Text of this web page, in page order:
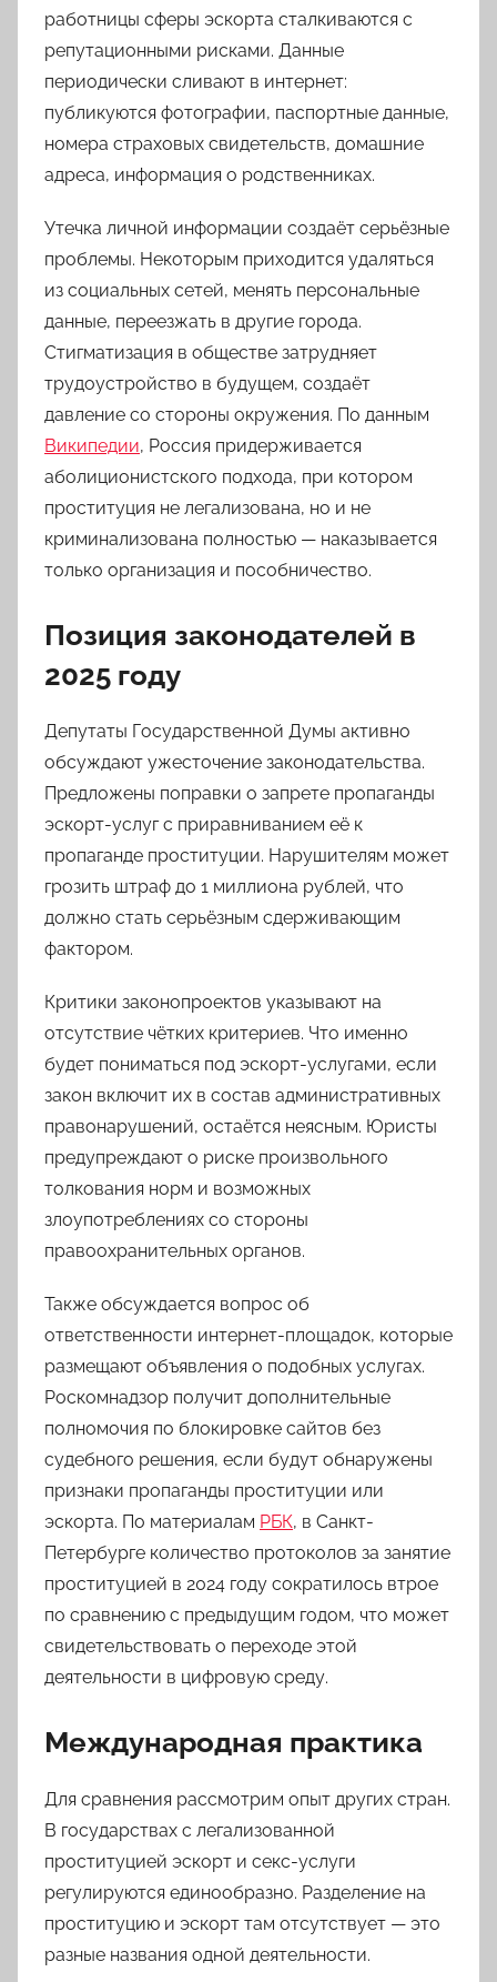
работницы сферы эскорта сталкиваются с
репутационными рисками. Данные
периодически сливают в интернет:
публикуются фотографии, паспортные данные,
номера страховых свидетельств, домашние
адреса, информация о родственниках.
Утечка личной информации создаёт серьёзные
проблемы. Некоторым приходится удаляться
из социальных сетей, менять персональные
данные, переезжать в другие города.
Стигматизация в обществе затрудняет
трудоустройство в будущем, создаёт
давление со стороны окружения. По данным
Википедии, Россия придерживается
аболиционистского подхода, при котором
проституция не легализована, но и не
криминализована полностью — наказывается
только организация и пособничество.
Позиция законодателей в
2025 году
Депутаты Государственной Думы активно
обсуждают ужесточение законодательства.
Предложены поправки о запрете пропаганды
эскорт-услуг с приравниванием её к
пропаганде проституции. Нарушителям может
грозить штраф до 1 миллиона рублей, что
должно стать серьёзным сдерживающим
фактором.
Критики законопроектов указывают на
отсутствие чётких критериев. Что именно
будет пониматься под эскорт-услугами, если
закон включит их в состав административных
правонарушений, остаётся неясным. Юристы
предупреждают о риске произвольного
толкования норм и возможных
злоупотреблениях со стороны
правоохранительных органов.
Также обсуждается вопрос об
ответственности интернет-площадок, которые
размещают объявления о подобных услугах.
Роскомнадзор получит дополнительные
полномочия по блокировке сайтов без
судебного решения, если будут обнаружены
признаки пропаганды проституции или
эскорта. По материалам РБК, в Санкт-
Петербурге количество протоколов за занятие
проституцией в 2024 году сократилось втрое
по сравнению с предыдущим годом, что может
свидетельствовать о переходе этой
деятельности в цифровую среду.
Международная практика
Для сравнения рассмотрим опыт других стран.
В государствах с легализованной
проституцией эскорт и секс-услуги
регулируются единообразно. Разделение на
проституцию и эскорт там отсутствует — это
разные названия одной деятельности.